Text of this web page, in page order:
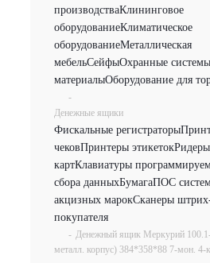
производстваКлининговое
оборудованиеКлиматическое
оборудованиеМеталлическая
мебельСейфыОхранные системы
материалыОборудование для
-
Денежные ящики
Фискальные регистраторы
чековПринтеры этикеток
картКлавиатуры
сбора данныхБумагаПОС
акцизных марокСканеры
покупателя
- Денежный ящик Меркурий
металл. корпус) 384*358*88 7-мон. 4-